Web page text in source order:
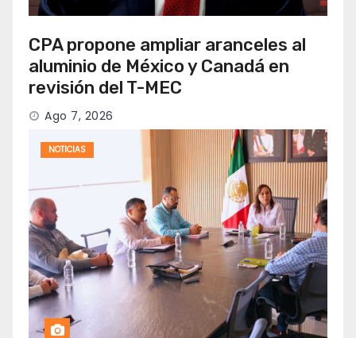
CPA propone ampliar aranceles al
aluminio de México y Canadá en
revisión del T-MEC
Ago 7, 2026
NOTICIAS